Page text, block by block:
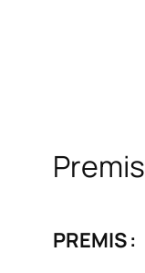
Premis
PREMIS :